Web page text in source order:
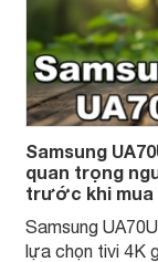
Samsung
quan trọng
trước khi mua
Samsung
lựa chọn tivi 4K